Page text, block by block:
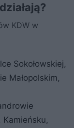
KDW w
Sokołowskiej,
Małopolskim,